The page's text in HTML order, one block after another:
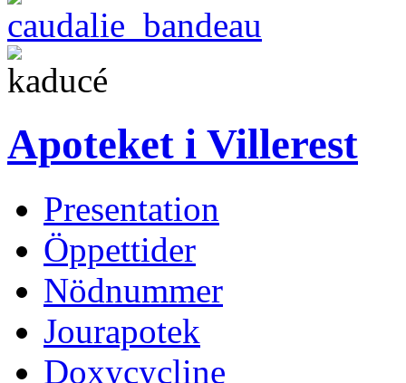
Apoteket i Villerest
Presentation
Öppettider
Nödnummer
Jourapotek
Doxycycline